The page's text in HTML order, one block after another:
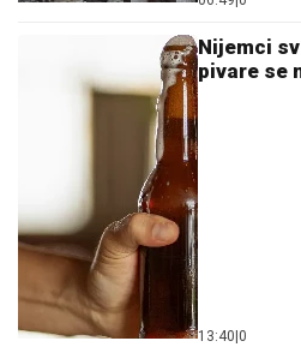
Nijemci
pivare se
13:40 0